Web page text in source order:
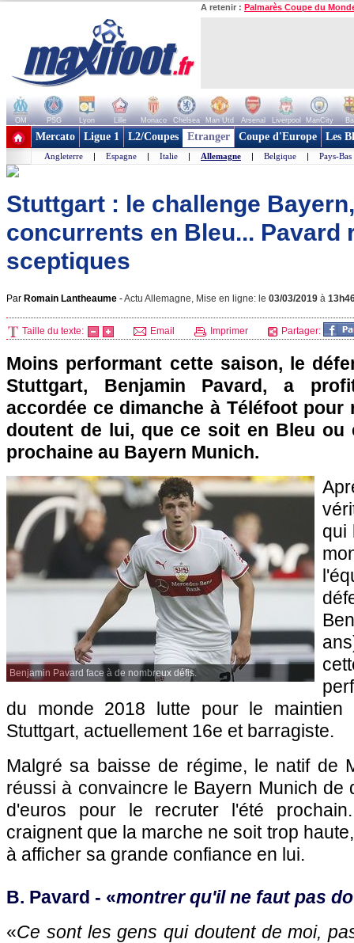
A retenir : Palmarès Coupe du
OM PSG Lyon Lille Monaco Chelsea Man Utd Arsenal Liverpool ManCity
+ de clubs
Mercato Ligue 1 L2/Coupes Etranger Coupe d'Europe Les
Angleterre | Espagne | Italie | Allemagne | Belgique | Pays-Bas
Stuttgart : le challenge
concurrents en Bleu... Pavard
sceptiques
Par Romain Lantheaume -Actu Allemagne, Mise en ligne: le 03/03/2019 à
Taille du texte: Email Imprimer Partager:
Moins performant cette saison, le
Stuttgart, Benjamin Pavard, a
accordée ce dimanche à Téléfoot pour
doutent de lui, que ce soit en Bleu ou
prochaine au Bayern Munich.
Benjamin Pavard face à de nombreux défis.
qui
du monde 2018 lutte pour le maintien
Stuttgart, actuellement 16e et barragiste.
Malgré sa baisse de régime, le natif de
réussi à convaincre le Bayern Munich de
d'euros pour le recruter l'été
craignent que la marche ne soit trop
à afficher sa grande confiance en lui.
B. Pavard - «montrer qu'il ne faut pas
«Ce sont les gens qui doutent de moi,